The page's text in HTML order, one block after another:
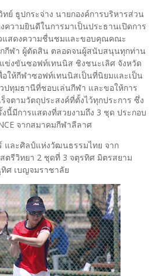
ธูปกระจ่าง นายกองค์การบริหารส่วน
วามยินดีในการมาเป็นประธานเปิดการ
แสดงความชื่นชมและขอบคุณคณะ
กีฬา ผู้ตัดสิน ตลอดจนผู้สนับสนุนทุกท่าน
ข่งขันซอฟท์เทนนิส ชิงชนะเลิศ จังหวัด
ให้กีฬาซอฟท์เทนนิสเป็นที่นิยมและเป็น
ปทุมธานีที่ชอบเล่นกีฬา และขอให้การ
จตามวัตถุประสงค์ที่ตั้งไว้ทุกประการ ซึ่ง
นี้มีการแสดงที่สวยงามถึง 3 ชุด ประกอบ
จากสมาคมกีฬาลีลาศ
และศิลป์แห่งวัฒนธรรมไทย จาก
ตรีวิทยา 2 ชุดที่ 3 จตุรทิศ มิตรสยาม
ศ เบญจมราชาลัย